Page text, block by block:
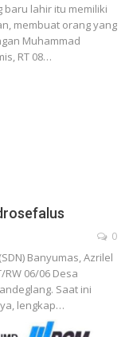
baru lahir itu memiliki
membuat orang yang
Muhammad
RT 08…
0
Banyumas, Azrilel
06/06 Desa
Saat ini
lengkap…